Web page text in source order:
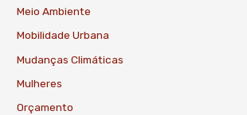
Meio Ambiente
Mobilidade Urbana
Mudanças Climáticas
Mulheres
Orçamento